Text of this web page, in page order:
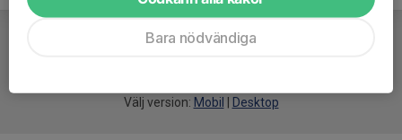
Välj version: Mobil Desktop
Bara nödvändiga